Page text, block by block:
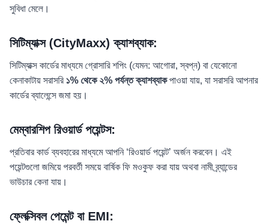
সুবিধা মেলে।
সিটিম্যাক্স (CityMaxx) ক্যাশব্যাক:
সিটিম্যাক্স কার্ডের মাধ্যমে গ্রোসারি শপিং (যেমন: আগোরা, স্বপ্ন) বা যেকোনো
কেনাকাটায় সরাসরি ১% থেকে ২% পর্যন্ত ক্যাশব্যাকপাওয়া যায়, যা সরাসরি আপনার
কার্ডের ব্যালেন্সে জমা হয়।
মেম্বারশিপ রিওয়ার্ড পয়েন্টস:
প্রতিবার কার্ড ব্যবহারের মাধ্যমে আপনি ‘রিওয়ার্ড পয়েন্ট’ অর্জন করবেন। এই
পয়েন্টগুলো জমিয়ে পরবর্তী সময়ে বার্ষিক ফি মওকুফ করা যায় অথবা নামী ব্র্যান্ডের
ভাউচার কেনা যায়।
ফ্লেক্সিবল পেমেন্ট বা EMI: